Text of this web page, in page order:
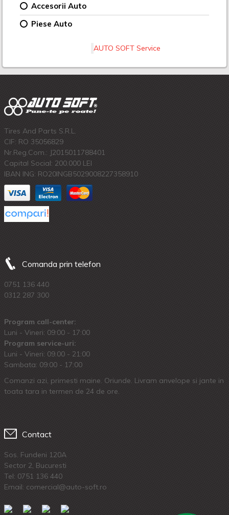
Accesorii Auto
Piese Auto
AUTO SOFT Service
Tires And Parts S.R.L.
CIF: RO 35056829
Nr.Reg.Com.: J2015011788401
Capital Social: 200.000 LEI
IBAN ING: RO20INGB5029008227358910
Comanda prin telefon
0751 136 440
0312 287 300
Program call-center:
Luni - Vineri: 09:00 - 17:00
Program service-uri:
Luni - Vineri: 09.00 - 21:00
Sambata: 09:00 - 17:00
Comanzi azi, primesti maine. Oriunde. Livram anvelope si jante in
toata tara in termen de 24 de ore.
Contact
Sos. Fundeni 120A
Sector 2, Bucuresti
Tel: 0751 136 440
Email: comercial@auto-soft.ro